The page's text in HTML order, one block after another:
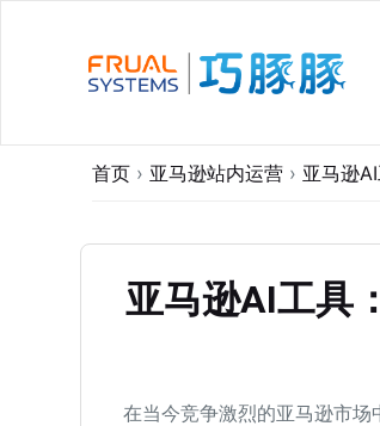
首页 › 亚马逊站内运营 › 亚马逊
亚马逊AI工具
在当今竞争激烈的亚马逊市